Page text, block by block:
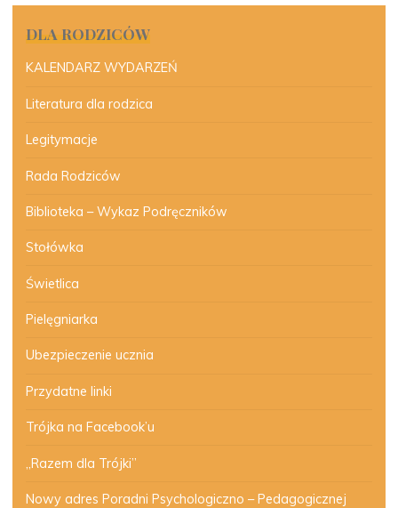
DLA RODZICÓW
KALENDARZ WYDARZEŃ
Literatura dla rodzica
Legitymacje
Rada Rodziców
Biblioteka – Wykaz Podręczników
Stołówka
Świetlica
Pielęgniarka
Ubezpieczenie ucznia
Przydatne linki
Trójka na Facebook’u
„Razem dla Trójki”
Nowy adres Poradni Psychologiczno – Pedagogicznej